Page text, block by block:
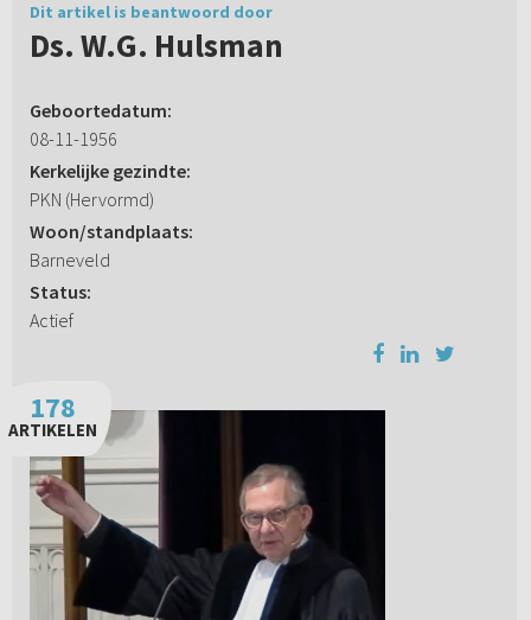
Dit artikel is beantwoord door
Ds. W.G. Hulsman
Geboortedatum:
08-11-1956
Kerkelijke gezindte:
PKN (Hervormd)
Woon/standplaats:
Barneveld
Status:
Actief
178
ARTIKELEN